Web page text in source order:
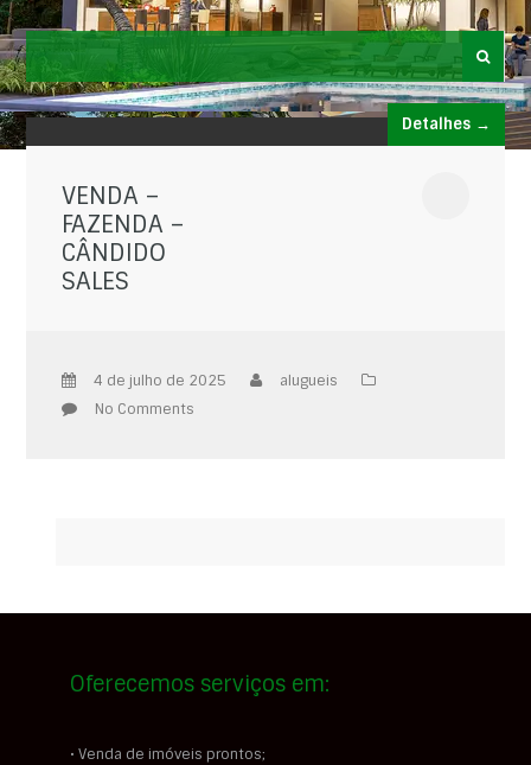
Detalhes →
VENDA –
FAZENDA –
CÂNDIDO
SALES
4 de julho de 2025
alugueis
No Comments
Oferecemos serviços em:
• Venda de imóveis prontos;